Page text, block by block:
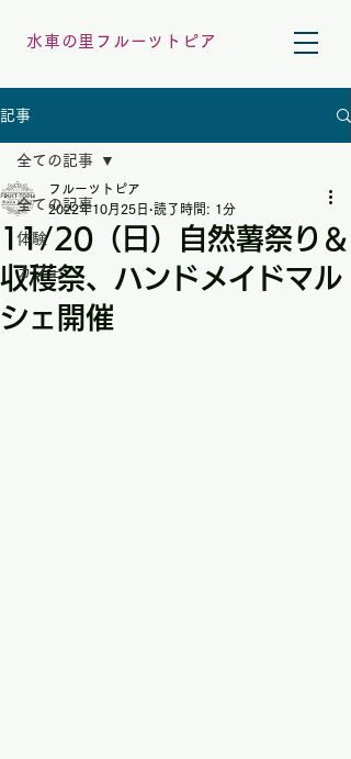
水車の里フルーツトピア
記事
全ての記事
体験
カフェ
全ての記事
11/20（日）自然薯祭り＆
収穫祭、ハンドメイドマル
シェ開催
フルーツトピア
2022年10月25日 読了時間: 1分